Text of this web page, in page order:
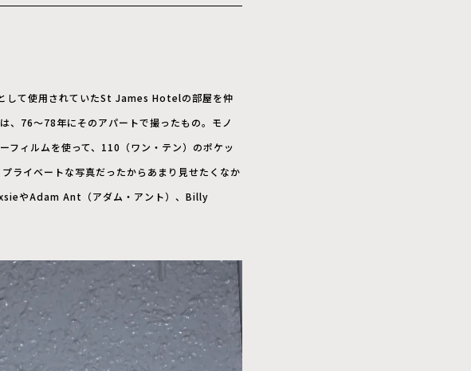
して使用されていたSt James Hotelの部屋を仲
、76～78年にそのアパートで撮ったもの。モノ
フィルムを使って、110（ワン・テン）のポケッ
ライベートな写真だったからあまり見せたくなか
やAdam Ant（アダム・アント）、Billy